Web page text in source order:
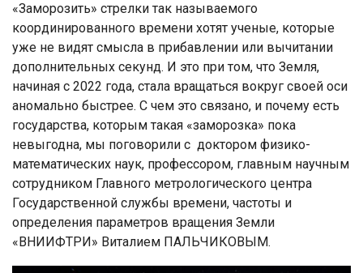
«Заморозить» стрелки так называемого
координированного времени хотят ученые, которые
уже не видят смысла в прибавлении или вычитании
дополнительных секунд. И это при том, что Земля,
начиная с 2022 года, стала вращаться вокруг своей оси
аномально быстрее. С чем это связано, и почему есть
государства, которым такая «заморозка» пока
невыгодна, мы поговорили с доктором физико-
математических наук, профессором, главным научным
сотрудником Главного метрологического центра
Государственной службы времени, частоты и
определения параметров вращения Земли
«ВНИИФТРИ» Виталием ПАЛЬЧИКОВЫМ.